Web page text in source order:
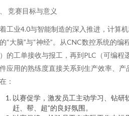
竞赛目标与意义
工业4.0与智能制造的深入推进，计算
“大脑”与“神经”。从CNC数控系统的编
的工单接收与报工，再到PLC（可编程
应用的熟练度直接关系到生产效率、
：
以赛促学，激发员工主动学习、钻研
赶、帮、超”的良好氛围。